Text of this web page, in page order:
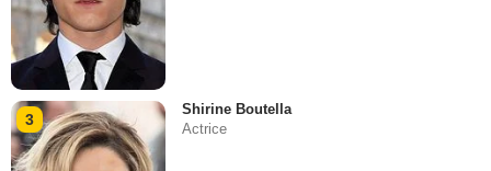
3
Shirine Boutella
Actrice